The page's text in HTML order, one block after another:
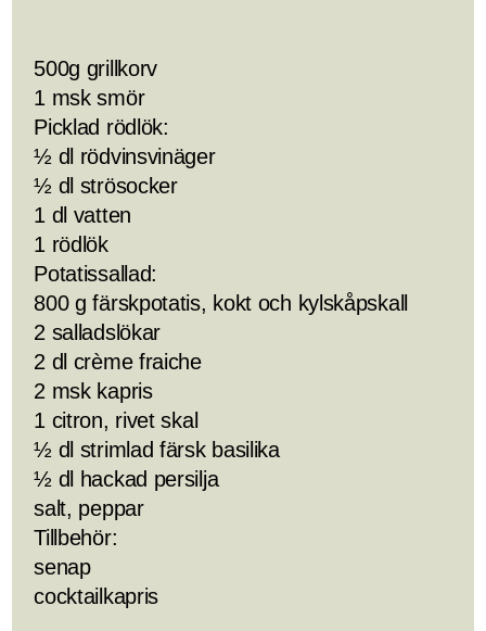
500g grillkorv
1 msk smör
Picklad rödlök:
½ dl rödvinsvinäger
½ dl strösocker
1 dl vatten
1 rödlök
Potatissallad:
800 g färskpotatis, kokt och kylskåpskall
2 salladslökar
2 dl crème fraiche
2 msk kapris
1 citron, rivet skal
½ dl strimlad färsk basilika
½ dl hackad persilja
salt, peppar
Tillbehör:
senap
cocktailkapris